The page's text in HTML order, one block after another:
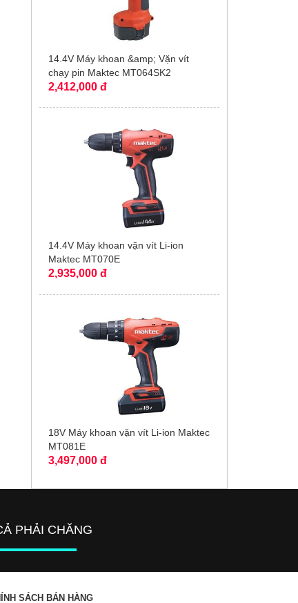
14.4V Máy khoan &amp; Vặn vít
chạy pin Maktec MT064SK2
2,412,000 đ
14.4V Máy khoan vặn vít Li-ion
Maktec MT070E
2,935,000 đ
18V Máy khoan vặn vít Li-ion Maktec
MT081E
3,497,000 đ
PHẢI CHĂNG
SÁCH BÁN HÀNG